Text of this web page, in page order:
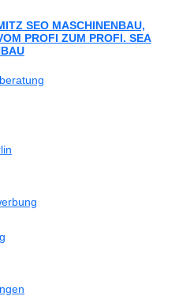
SEO MASCHINENBAU,
PROFI ZUM PROFI. SEA